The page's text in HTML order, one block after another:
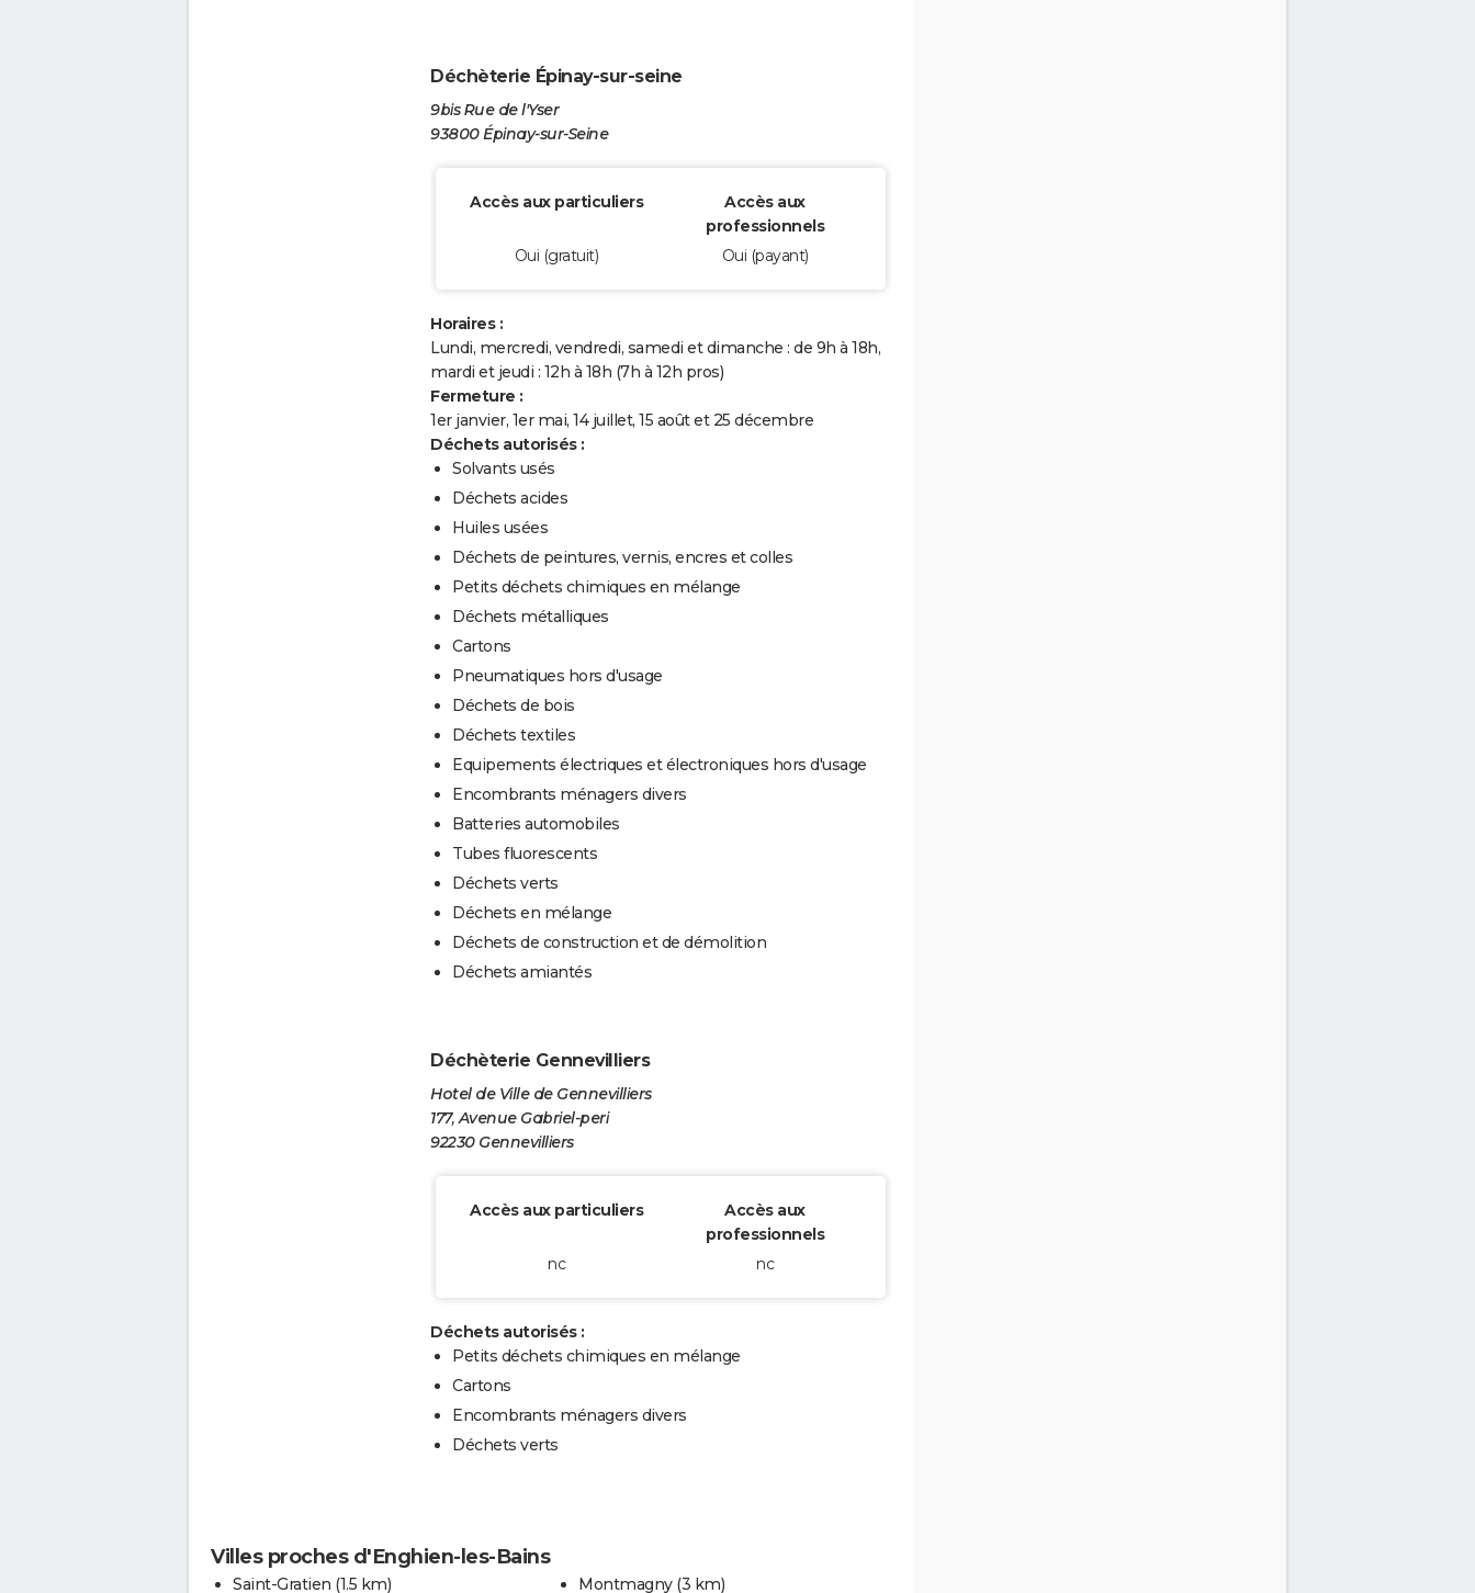
Déchèterie Épinay-sur-seine
9bis Rue de l'Yser
93800 Épinay-sur-Seine
Accès aux particuliers
Accès aux
professionnels
Oui (gratuit)
Oui (payant)
Horaires :
Lundi, mercredi, vendredi, samedi et dimanche : de 9h à 18h,
mardi et jeudi : 12h à 18h (7h à 12h pros)
Fermeture :
1er janvier, 1er mai, 14 juillet, 15 août et 25 décembre
Déchets autorisés :
Solvants usés
Déchets acides
Huiles usées
Déchets de peintures, vernis, encres et colles
Petits déchets chimiques en mélange
Déchets métalliques
Cartons
Pneumatiques hors d'usage
Déchets de bois
Déchets textiles
Equipements électriques et électroniques hors d'usage
Encombrants ménagers divers
Batteries automobiles
Tubes fluorescents
Déchets verts
Déchets en mélange
Déchets de construction et de démolition
Déchets amiantés
Déchèterie Gennevilliers
Hotel de Ville de Gennevilliers
177, Avenue Gabriel-peri
92230 Gennevilliers
Accès aux particuliers
Accès aux
professionnels
nc
nc
Déchets autorisés :
Petits déchets chimiques en mélange
Cartons
Encombrants ménagers divers
Déchets verts
Villes proches d'Enghien-les-Bains
Saint-Gratien (1.5 km) Montmagny (3 km)